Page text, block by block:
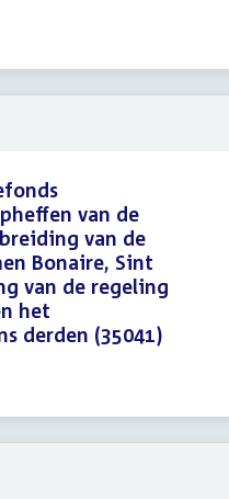
van de
van de
Bonaire, Sint
van de regeling
het
derden (35041)